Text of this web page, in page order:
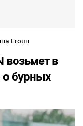
Егоян
возьмет в
о бурных